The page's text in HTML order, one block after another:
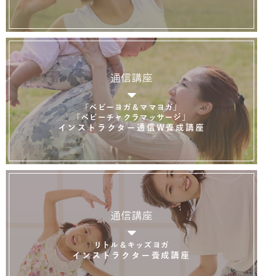
通信講座
「ベビーヨガ＆ママヨガ」
「ベビーチャクラマッサージ」
インストラクター通信W養成講座
通信講座
リトル＆キッズヨガ
インストラクター養成講座